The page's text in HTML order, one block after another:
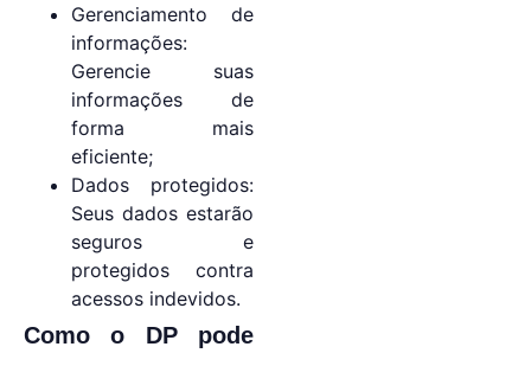
Gerenciamento de
informações:
Gerencie suas
informações de
forma mais
eficiente;
Dados protegidos:
Seus dados estarão
seguros e
protegidos contra
acessos indevidos.
Como o DP pode